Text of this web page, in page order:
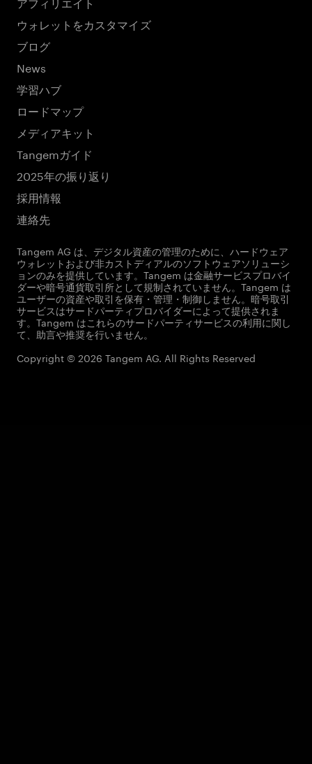
ウォレットをカスタマイズ
ブログ
News
学習ハブ
ロードマップ
メディアキット
Tangemガイド
2025年の振り返り
採用情報
連絡先
Tangem AG は、デジタル資産の管理のために、ハードウェア
ウォレットおよび非カストディアルのソフトウェアソリューシ
ョンのみを提供しています。Tangem は金融サービスプロバイ
ダーや暗号通貨取引所として規制されていません。Tangem は
ユーザーの資産や取引を保有・管理・制御しません。暗号取引
サービスはサードパーティプロバイダーによって提供されま
す。Tangem はこれらのサードパーティサービスの利用に関し
て、助言や推奨を行いません。